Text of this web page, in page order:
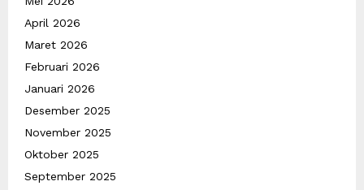
April 2026
Maret 2026
Februari 2026
Januari 2026
Desember 2025
November 2025
Oktober 2025
September 2025